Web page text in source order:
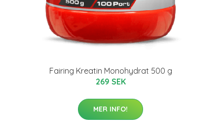
Fairing Kreatin Monohydrat 500 g
269 SEK
MER INFO!